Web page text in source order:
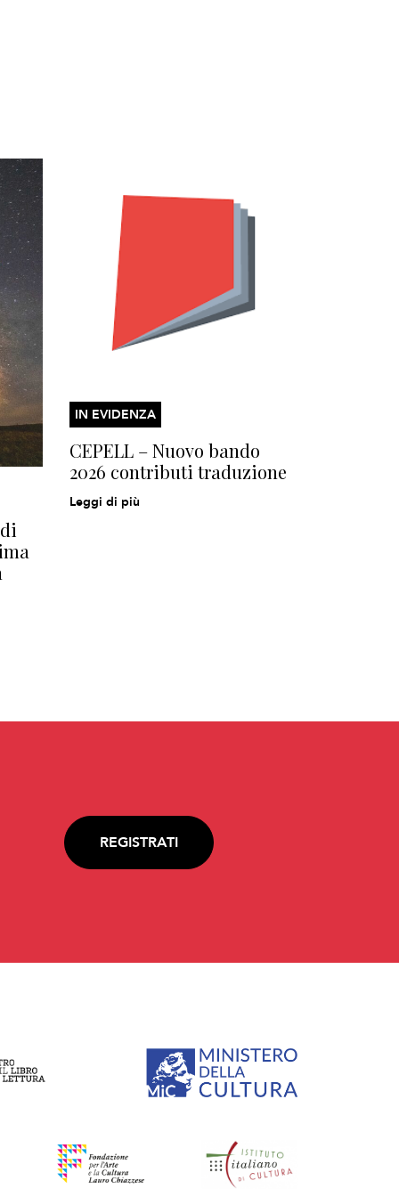
di
IN EVIDENZA
CEPELL – Nuovo bando
2026 contributi traduzione
Leggi di più
REGISTRATI